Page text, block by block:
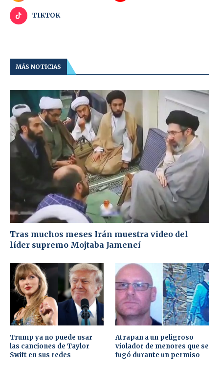
TIKTOK
MÁS NOTICIAS
Tras muchos meses Irán muestra video del
líder supremo Mojtaba Jameneí
Trump ya no puede usar
las canciones de Taylor
Swift en sus redes
Atrapan a un peligroso
violador de menores que se
fugó durante un permiso